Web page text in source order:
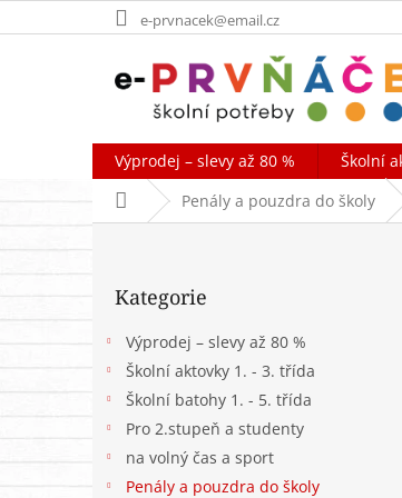
na
e-prvnacek@email.cz
Výprodej – slevy až 80 % Školní
Domů Penály a pouzdra do školy
P
kategorie
Kategorie
Výprodej – slevy až 80 %
Školní aktovky 1. - 3. třída
Školní batohy 1. - 5. třída
Pro 2.stupeň a studenty
na volný čas a sport
Penály a pouzdra do školy